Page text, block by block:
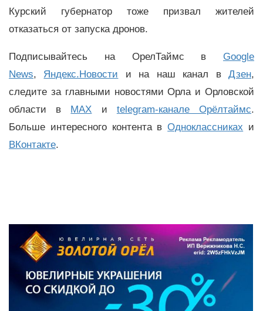
Курский губернатор тоже призвал жителей
отказаться от запуска дронов.
Подписывайтесь на ОрелТаймс в Google
News, Яндекс.Новости и на наш канал вДзен,
следите за главными новостями Орла и Орловской
области в MAX и telegram-канале Орёлтаймс.
Больше интересного контента вОдноклассниках и
ВКонтакте.